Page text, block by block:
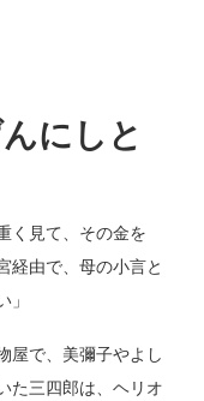
にしと
く見て、その金を
経由で、母の小言と
屋で、美彌子やよし
た三四郎は、ヘリオ